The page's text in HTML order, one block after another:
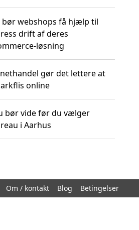
webshops få hjælp til
drift af deres
løsning
gør det lettere at
online
bør vide før du vælger
i Aarhus
Om / kontakt Blog Betingelser